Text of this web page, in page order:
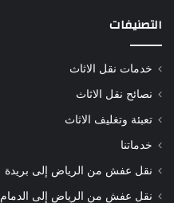
التصنيفات
خدمات نقل الاثاث
نصائح نقل الاثاث
تعبئة وتغليف الاثاث
خدماتنا
نقل عفش من الرياض إلى بريدة
نقل عفش من الرياض إلى الدمام